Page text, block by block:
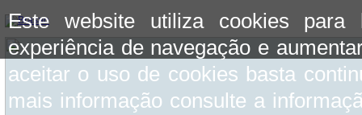
Este website utiliza cookies para
experiência de navegação e
aceitar o uso de cookies basta
mais informação consulte a